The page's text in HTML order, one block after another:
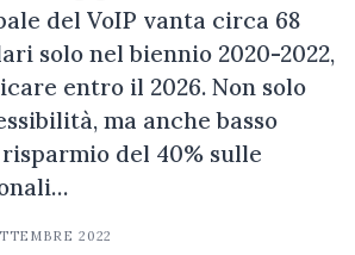
del VoIP vanta circa 68
solo nel biennio 2020-2022,
entro il 2026. Non solo
ma anche basso
del 40% sulle
2022